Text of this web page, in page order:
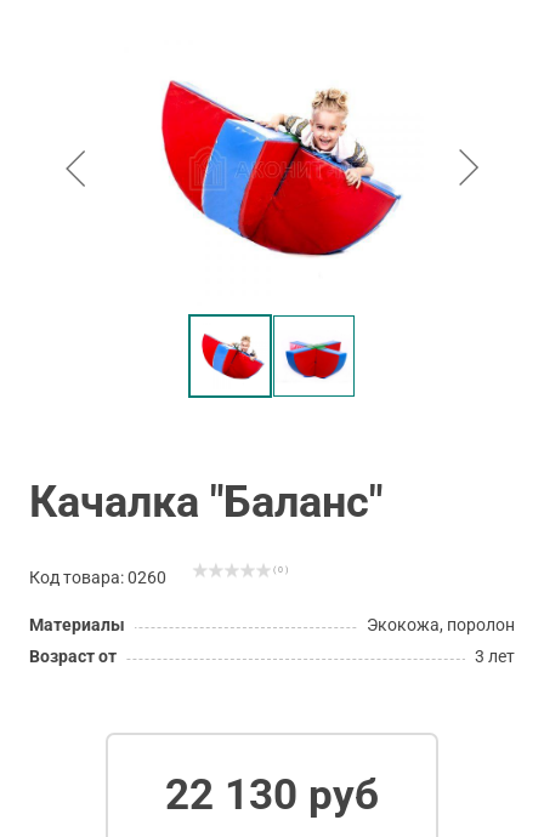
Качалка "Баланс"
Код товара: 0260 ( 0 )
Материалы
Экокожа, поролон
Возраст от
3 лет
22 130 руб